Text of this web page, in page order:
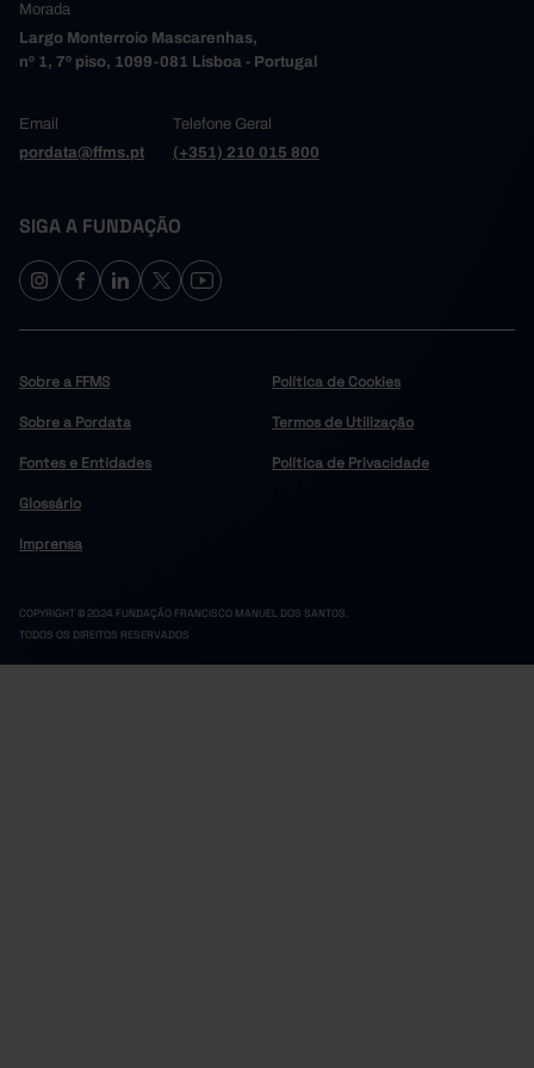
Morada
Largo Monterroio Mascarenhas,
nº 1, 7º piso, 1099-081 Lisboa - Portugal
Email
pordata@ffms.pt
Telefone Geral
(+351) 210 015 800
SIGA A FUNDAÇÃO
Sobre a FFMS
Sobre a Pordata
Fontes e Entidades
Glossário
Imprensa
Política de Cookies
Termos de Utilização
Política de Privacidade
COPYRIGHT © 2024 FUNDAÇÃO FRANCISCO MANUEL DOS SANTOS.
TODOS OS DIREITOS RESERVADOS